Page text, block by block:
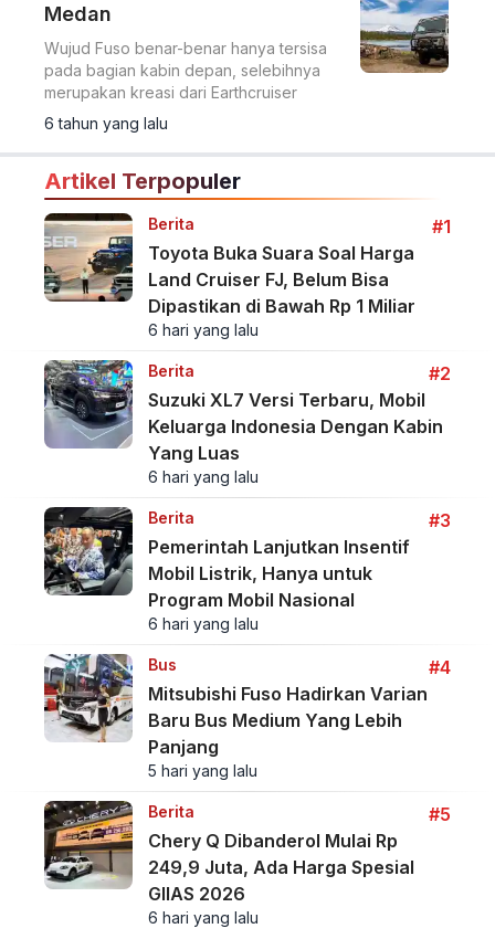
Medan
Wujud Fuso benar-benar hanya tersisa
pada bagian kabin depan, selebihnya
merupakan kreasi dari Earthcruiser
6 tahun yang lalu
Artikel Terpopuler
Berita
#1
Toyota Buka Suara Soal Harga
Land Cruiser FJ, Belum Bisa
Dipastikan di Bawah Rp 1 Miliar
6 hari yang lalu
Berita
#2
Suzuki XL7 Versi Terbaru, Mobil
Keluarga Indonesia Dengan Kabin
Yang Luas
6 hari yang lalu
Berita
#3
Pemerintah Lanjutkan Insentif
Mobil Listrik, Hanya untuk
Program Mobil Nasional
6 hari yang lalu
Bus
#4
Mitsubishi Fuso Hadirkan Varian
Baru Bus Medium Yang Lebih
Panjang
5 hari yang lalu
Berita
#5
Chery Q Dibanderol Mulai Rp
249,9 Juta, Ada Harga Spesial
GIIAS 2026
6 hari yang lalu